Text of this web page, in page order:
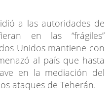
a las autoridades de
en las “frágiles”
Unidos mantiene con
al país que hasta
en la mediación del
ataques de Teherán.